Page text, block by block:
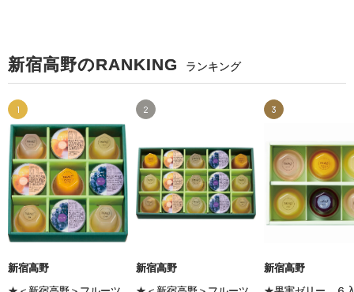
新宿高野のRANKING ランキング
1
新宿高野
2
新宿高野
3
新宿高野